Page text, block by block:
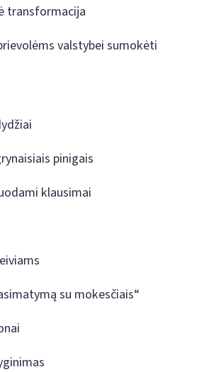
transformacija
valstybei sumokėti
pinigais
klausimai
su mokesčiais“